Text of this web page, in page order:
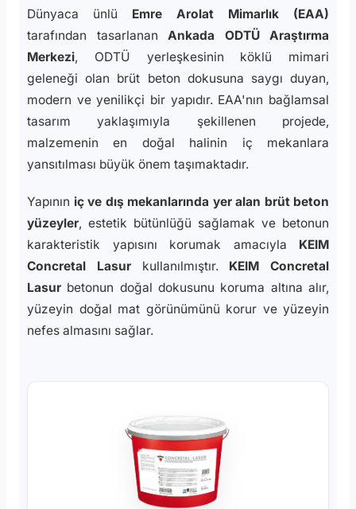
Dünyaca ünlü Emre Arolat Mimarlık (EAA)
tarafından tasarlanan Ankada ODTÜ Araştırma
Merkezi, ODTÜ yerleşkesinin köklü mimari
geleneği olan brüt beton dokusuna saygı duyan,
modern ve yenilikçi bir yapıdır. EAA'nın bağlamsal
tasarım yaklaşımıyla şekillenen projede,
malzemenin en doğal halinin iç mekanlara
yansıtılması büyük önem taşımaktadır.
Yapının iç ve dış mekanlarında yer alan brüt beton
yüzeyler, estetik bütünlüğü sağlamak ve betonun
karakteristik yapısını korumak amacıyla KEIM
Concretal Lasurkullanılmıştır. KEIM Concretal
Lasur betonun doğal dokusunu koruma altına alır,
yüzeyin doğal mat görünümünü korur ve yüzeyin
nefes almasını sağlar.